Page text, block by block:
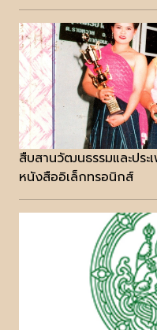
สืบสานวัฒนธรรมและประ
หนังสืออิเล็กทรอนิกส์